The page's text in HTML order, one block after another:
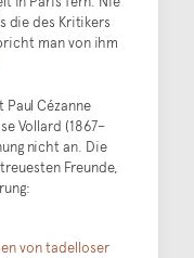
die des Kritikers
man von ihm
Cézanne
Vollard (1867–
nicht an. Die
Freunde,
von tadelloser